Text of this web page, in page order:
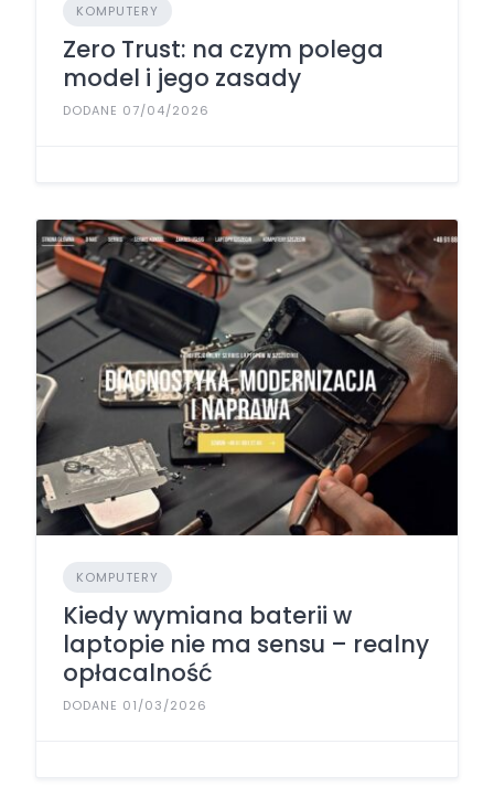
KOMPUTERY
Zero Trust: na czym polega
model i jego zasady
DODANE 07/04/2026
KOMPUTERY
Kiedy wymiana baterii w
laptopie nie ma sensu – realny
opłacalność
DODANE 01/03/2026